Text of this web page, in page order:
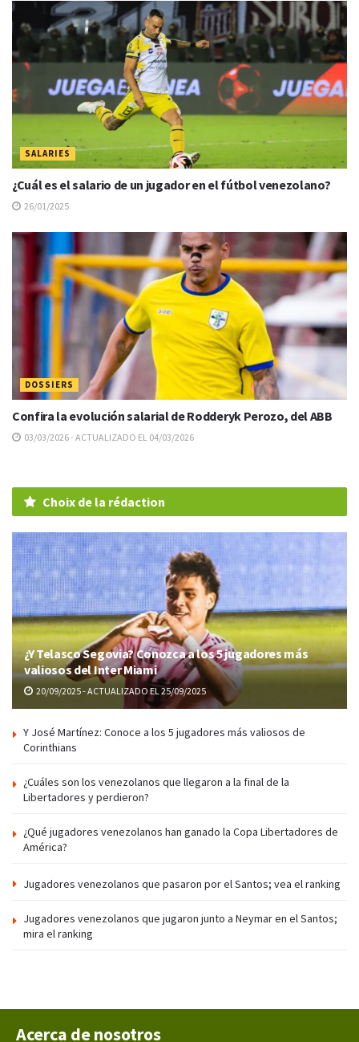
SALARIES
¿Cuál es el salario de un jugador en el fútbol venezolano?
26/01/2025
DOSSIERS
Confira la evolución salarial de Rodderyk Perozo, del ABB
03/03/2026 - ACTUALIZADO EL 04/03/2026
Choix de la rédaction
¿Y Telasco Segovia? Conozca a los 5 jugadores más
valiosos del Inter Miami
20/09/2025 - ACTUALIZADO EL 25/09/2025
Y José Martínez: Conoce a los 5 jugadores más valiosos de
Corinthians
¿Cuáles son los venezolanos que llegaron a la final de la
Libertadores y perdieron?
¿Qué jugadores venezolanos han ganado la Copa Libertadores de
América?
Jugadores venezolanos que pasaron por el Santos; vea el ranking
Jugadores venezolanos que jugaron junto a Neymar en el Santos;
mira el ranking
Acerca de nosotros